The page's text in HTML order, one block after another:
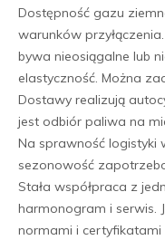
Dostępność gazu
warunków
bywa nieosiągalne lub
elastyczność. Można
Dostawy realizują
jest odbiór paliwa na
Na sprawność logistyki
sezonowość
Stała współpraca z
harmonogram i serwis.
normami i